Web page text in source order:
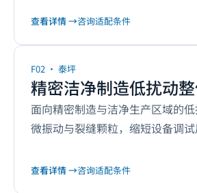
查看详情 →咨询适配条件
F02 · 泰坪
精密洁净制造低扰动
面向精密制造与洁净生产区域的
微振动与裂缝颗粒，缩短设备调试
查看详情 →咨询适配条件